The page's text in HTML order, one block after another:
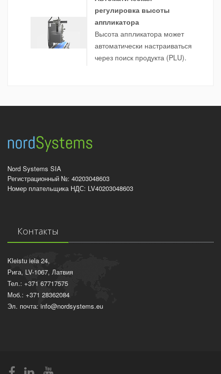
регулировка высоты
аппликатора
Высота аппликатора может
автоматически настраиваться
через поиск продукта (PLU).
Nord Systems SIA
Регистрационный №: 40203048603
Номер плательщика НДС: LV40203048603
Контакты
Kleistu iela 24,
Рига, LV-1067, Латвия
Тел.: +371 67717575
Моб.: +371 28362084
Эл. почта: info@nordsystems.eu